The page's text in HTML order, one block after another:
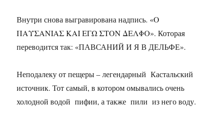
Внутри снова выгравирована надпись. «Ο
ΠΑΥΣΑΝΙΑΣ ΚΑΙ ΕΓΩ ΣΤΟΝ ΔΕΛΦΟ». Которая
переводится так: «ПАВСАНИЙ И Я В ДЕЛЬФЕ».
Неподалеку от пещеры – легендарный Кастальский
источник. Тот самый, в котором омывались очень
холодной водой пифии, а также пили из него воду.